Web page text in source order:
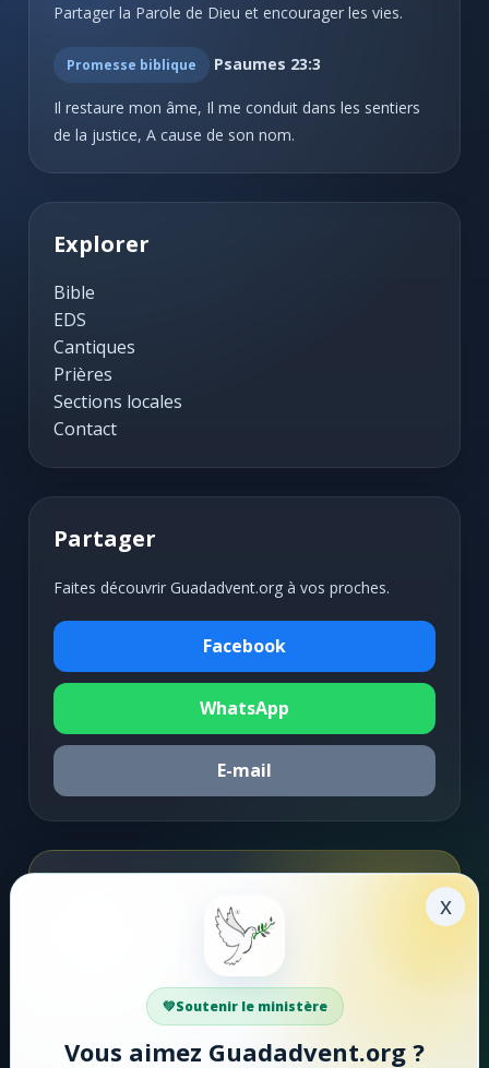
Partager la Parole de Dieu et encourager les vies.
Promesse biblique Psaumes 23:3
Il restaure mon âme, Il me conduit dans les sentiers
de la justice, A cause de son nom.
Explorer
Bible
EDS
Cantiques
Prières
Sections locales
Contact
Partager
Faites découvrir Guadadvent.org à vos proches.
Facebook
WhatsApp
E-mail
Votre soutien aide Guadadvent.org à continuer sa
mission de foi, d'encouragement et d'édification.
x
Soutenir le ministère
Vous aimez Guadadvent.org ?